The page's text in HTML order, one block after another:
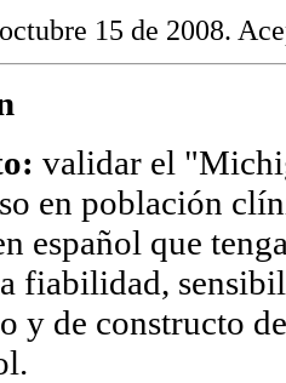
15 de 2008.
validar el
en población
español que
fiabilidad,
y de constructo